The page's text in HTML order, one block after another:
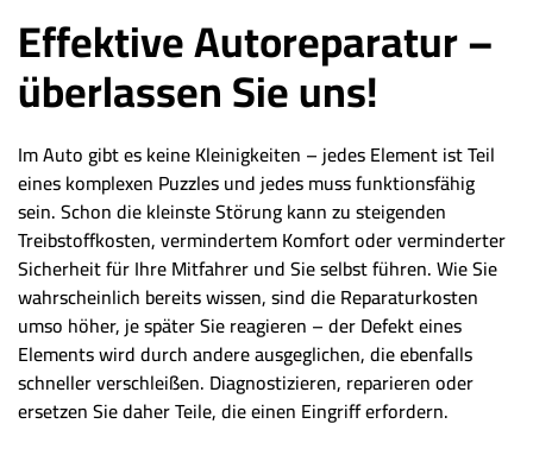
Effektive Autoreparatur –
überlassen Sie uns!
Im Auto gibt es keine Kleinigkeiten – jedes Element ist Teil
eines komplexen Puzzles und jedes muss funktionsfähig
sein. Schon die kleinste Störung kann zu steigenden
Treibstoffkosten, vermindertem Komfort oder verminderter
Sicherheit für Ihre Mitfahrer und Sie selbst führen. Wie Sie
wahrscheinlich bereits wissen, sind die Reparaturkosten
umso höher, je später Sie reagieren – der Defekt eines
Elements wird durch andere ausgeglichen, die ebenfalls
schneller verschleißen. Diagnostizieren, reparieren oder
ersetzen Sie daher Teile, die einen Eingriff erfordern.